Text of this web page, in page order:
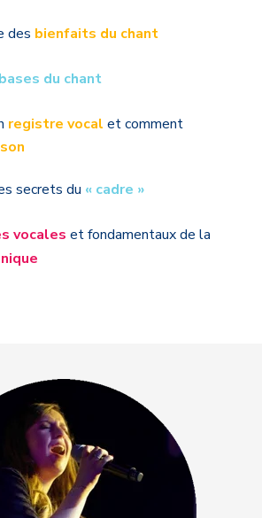
des bienfaits du chant
bases du chant
registre vocal et comment
secrets du « cadre »
vocales et fondamentaux de la